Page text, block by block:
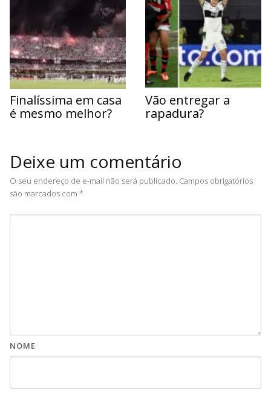
Finalíssima em casa
é mesmo melhor?
Vão entregar a
rapadura?
Deixe um comentário
O seu endereço de e-mail não será publicado. Campos obrigatórios
são marcados com *
NOME